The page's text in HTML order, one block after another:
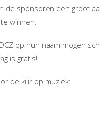
de sponsoren een groot
winnen.
op hun naam mogen
is gratis!
de kür op muziek: